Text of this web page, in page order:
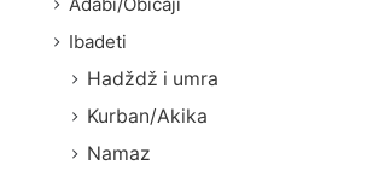
Ibadeti
Hadždž i umra
Kurban/Akika
Namaz